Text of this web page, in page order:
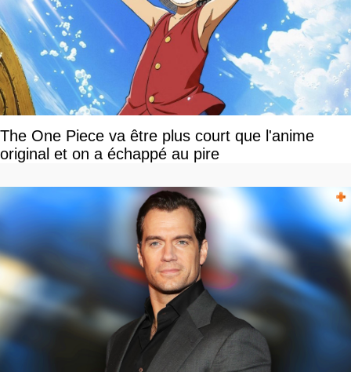
The One Piece va être plus court que l'anime
original et on a échappé au pire